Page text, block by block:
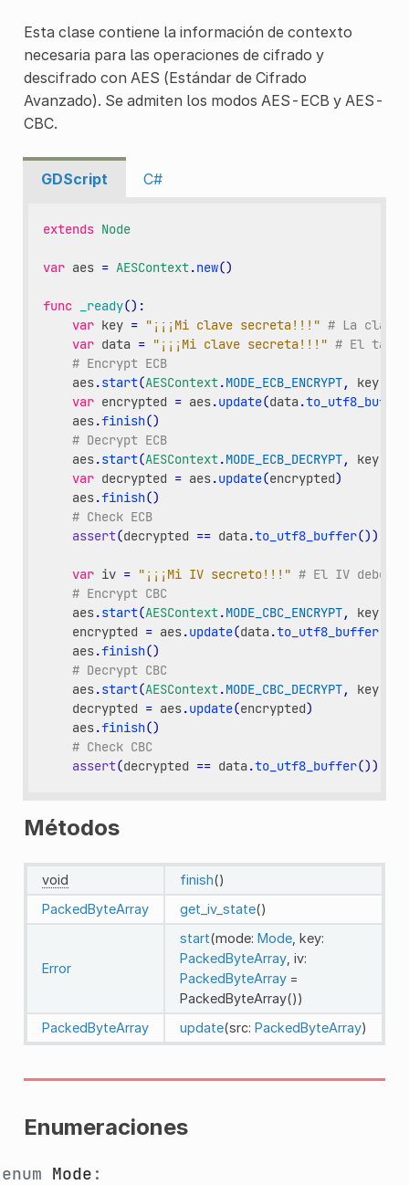
Esta clase contiene la información de contexto
necesaria para las operaciones de cifrado y
descifrado con AES (Estándar de Cifrado
Avanzado). Se admiten los modos AES-ECB y AES-
CBC.
GDScript C#
extends Node
var aes = AESContext.new()
func _ready():
var key = "¡¡¡Mi clave secreta!!!" # La clave
var data = "¡¡¡Mi clave secreta!!!" # El
# Encrypt ECB
aes.start(AESContext.MODE_ECB_ENCRYPT, key
var encrypted = aes.update(data.to_utf8_buffer
aes.finish()
# Decrypt ECB
aes.start(AESContext.MODE_ECB_DECRYPT, key
var decrypted = aes.update(encrypted)
aes.finish()
# Check ECB
assert(decrypted == data.to_utf8_buffer())
var iv = "¡¡¡Mi IV secreto!!!" # El IV debe
# Encrypt CBC
aes.start(AESContext.MODE_CBC_ENCRYPT, key
encrypted = aes.update(data.to_utf8_buffer
aes.finish()
# Decrypt CBC
aes.start(AESContext.MODE_CBC_DECRYPT, key
decrypted = aes.update(encrypted)
aes.finish()
# Check CBC
assert(decrypted == data.to_utf8_buffer())
Métodos
void finish()
PackedByteArray
get_iv_state()
Error
start(mode: Mode, key:
PackedByteArray, iv:
PackedByteArray=
PackedByteArray())
PackedByteArray
update(src: PackedByteArray)
Enumeraciones
enum Mode :